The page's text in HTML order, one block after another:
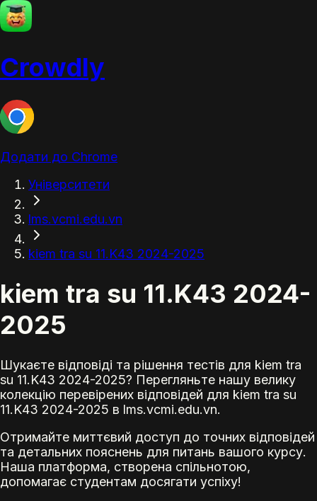
Crowdly
Додати до Chrome
Університети
lms.vcmi.edu.vn
kiem tra su 11.K43 2024-2025
kiem tra su 11.K43 2024-
2025
Шукаєте відповіді та рішення тестів для kiem tra
su 11.K43 2024-2025? Перегляньте нашу велику
колекцію перевірених відповідей для kiem tra su
11.K43 2024-2025 в lms.vcmi.edu.vn.
Отримайте миттєвий доступ до точних відповідей
та детальних пояснень для питань вашого курсу.
Наша платформа, створена спільнотою,
допомагає студентам досягати успіху!